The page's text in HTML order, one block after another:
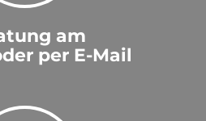
am
per E-Mail